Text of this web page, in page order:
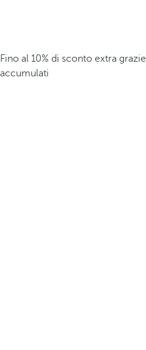
Fino al 10% di sconto extra
accumulati